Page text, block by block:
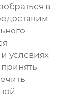
в
условиях